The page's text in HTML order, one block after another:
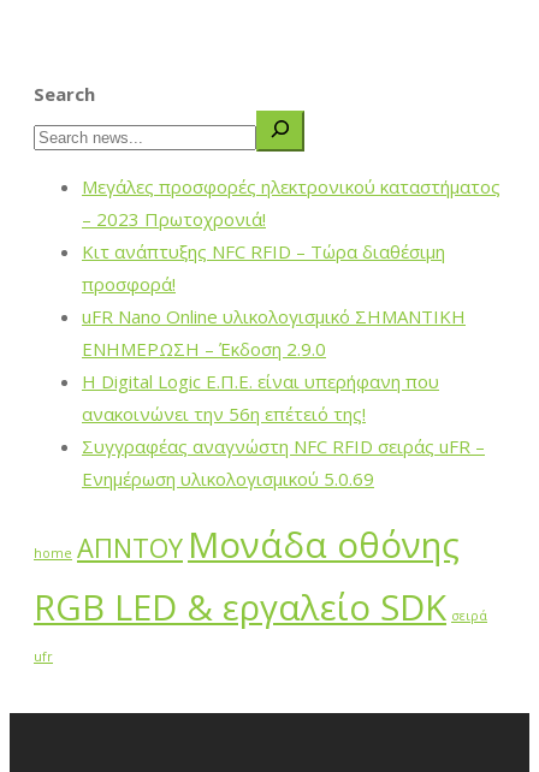
Search
Μεγάλες προσφορές ηλεκτρονικού καταστήματος
– 2023 Πρωτοχρονιά!
Κιτ ανάπτυξης NFC RFID – Τώρα διαθέσιμη
προσφορά!
uFR Nano Online υλικολογισμικό ΣΗΜΑΝΤΙΚΗ
ΕΝΗΜΕΡΩΣΗ – Έκδοση 2.9.0
Η Digital Logic Ε.Π.Ε. είναι υπερήφανη που
ανακοινώνει την 56η επέτειό της!
Συγγραφέας αναγνώστη NFC RFID σειράς uFR –
Ενημέρωση υλικολογισμικού 5.0.69
home ΑΠΝΤΟΥ Μονάδα οθόνης
RGB LED & εργαλείο SDK σειρά
ufr